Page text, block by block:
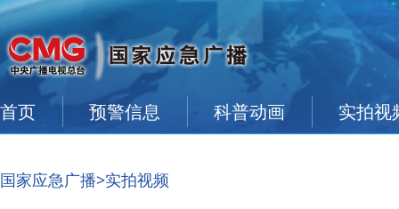
首页 预警信息 科普动画 实拍视
国家应急广播>实拍视频